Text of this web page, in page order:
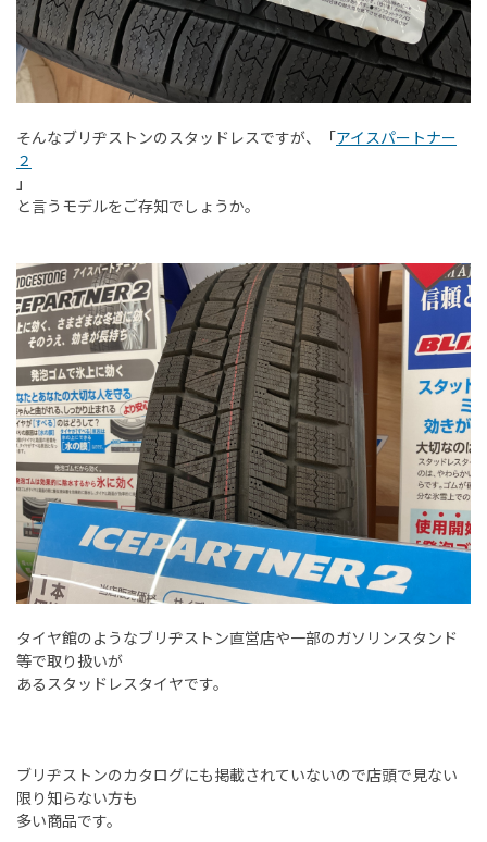
そんなブリヂストンのスタッドレスですが、「アイスパートナー
２
」
と言うモデルをご存知でしょうか。
タイヤ館のようなブリヂストン直営店や一部のガソリンスタンド
等で取り扱いが
あるスタッドレスタイヤです。
ブリヂストンのカタログにも掲載されていないので店頭で見ない
限り知らない方も
多い商品です。